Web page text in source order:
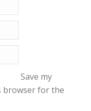
Save my
browser for the